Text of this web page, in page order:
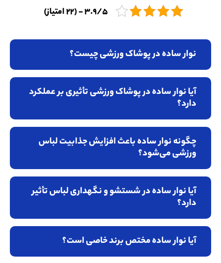
3.9/5 - (22 امتیاز)
نوار ساده در پوشاک ورزشی چیست؟
آیا نوار ساده در پوشاک ورزشی تأثیری بر عملکرد
دارد؟
چگونه نوار ساده باعث افزایش جذابیت لباس
ورزشی می‌شود؟
آیا نوار ساده در شستشو و نگهداری لباس تأثیر
دارد؟
آیا نوار ساده مختص برند خاصی است؟